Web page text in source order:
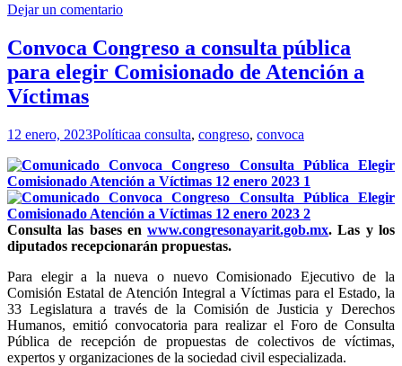
Dejar un comentario
Convoca Congreso a consulta pública
para elegir Comisionado de Atención a
Víctimas
12 enero, 2023Políticaa consulta, congreso, convoca
Consulta las bases enwww.congresonayarit.gob.mx.Las y los
diputados recepcionarán propuestas.
Para elegir a la nueva o nuevo Comisionado Ejecutivo de la
Comisión Estatal de Atención Integral a Víctimas para el Estado, la
33 Legislatura a través de la Comisión de Justicia y Derechos
Humanos, emitió convocatoria para realizar el Foro de Consulta
Pública de recepción de propuestas de colectivos de víctimas,
expertos y organizaciones de la sociedad civil especializada.